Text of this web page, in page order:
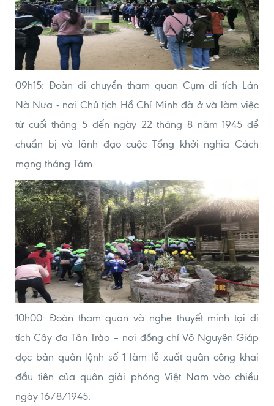
09h15: Đoàn di chuyển tham quan Cụm di tích Lán
Nà Nưa - nơi Chủ tịch Hồ Chí Minh đã ở và làm việc
từ cuối tháng 5 đến ngày 22 tháng 8 năm 1945 để
chuẩn bị và lãnh đạo cuộc Tổng khởi nghĩa Cách
mạng tháng Tám.
10h00: Đoàn tham quan và nghe thuyết minh tại di
tích Cây đa Tân Trào – nơi đồng chí Võ Nguyên Giáp
đọc bản quân lệnh số 1 làm lễ xuất quân công khai
đầu tiên của quân giải phóng Việt Nam vào chiều
ngày 16/8/1945.